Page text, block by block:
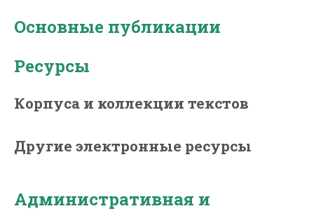
Основные публикации
Ресурсы
Корпуса и коллекции текстов
Другие электронные ресурсы
Административная и